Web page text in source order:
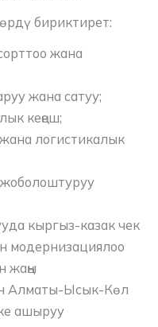
бириктирет:
жана
жана сатуу;
кеңеш;
логистикалык
кыргыз-казак чек
модернизациялоо
жаңы
Алматы-Ысык-Көл
ашыруу